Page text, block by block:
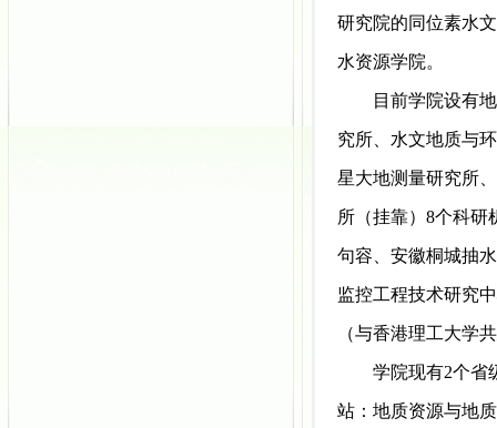
研究院的同位素水
水资源学院。
目前学院设有
究所、水文地质与
星大地测量研究所
所（挂靠）8个科
句容、安徽桐城抽
监控工程技术研究
（与香港理工大学
学院现有2个省
站：地质资源与地